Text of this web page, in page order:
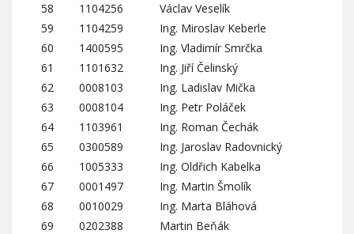
58
1104256
Václav Veselík
59
1104259
Ing. Miroslav Keberle
60
1400595
Ing. Vladimír Smrčka
61
1101632
Ing. Jiří Čelinský
62
0008103
Ing. Ladislav Mička
63
0008104
Ing. Petr Poláček
64
1103961
Ing. Roman Čechák
65
0300589
Ing. Jaroslav Radovnický
66
1005333
Ing. Oldřich Kabelka
67
0001497
Ing. Martin Šmolík
68
0010029
Ing. Marta Bláhová
69
0202388
Martin Beňák